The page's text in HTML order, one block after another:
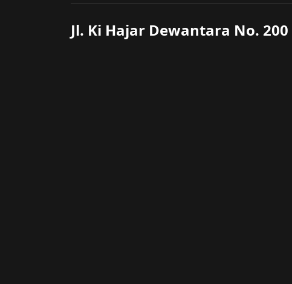
Jl. Ki Hajar Dewantara No.